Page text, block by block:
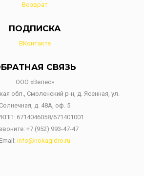
Возврат
ПОДПИСКА
ВКонтакте
СВЯЗЬ
ООО «Велес»
обл., Смоленский р-н, д. Ясенная, ул.
Солнечная, д. 48А, оф. 5
6714046058/671401001
+7 (952) 993-47-47
Email: info@nokagidro.ru